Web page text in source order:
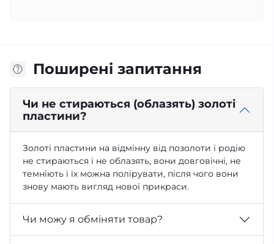
Поширені запитання
Чи не стираються (облазять) золоті
пластини?
Золоті пластини на відмінну від позолоти і родію
не стираються і не облазять, вони довговічні, не
темніють і їх можна полірувати, після чого вони
знову мають вигляд нової прикраси.
Чи можу я обміняти товар?